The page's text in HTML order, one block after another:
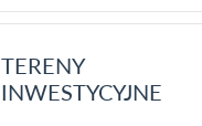
TERENY
INWESTYCYJNE